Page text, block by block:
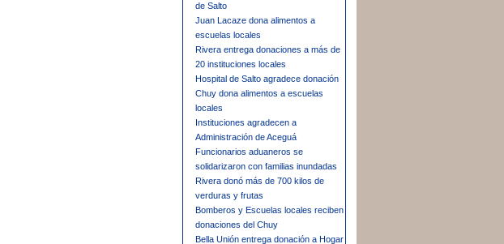
de Salto
Juan Lacaze dona alimentos a
escuelas locales
Rivera entrega donaciones a más de
20 instituciones locales
Hospital de Salto agradece donación
Chuy dona alimentos a escuelas
locales
Instituciones agradecen a
Administración de Aceguá
Funcionarios aduaneros se
solidarizaron con familias inundadas
Rivera donó más de 700 kilos de
verduras y frutas
Bomberos y Escuelas locales reciben
donaciones del Chuy
Bella Unión entrega donación a Hogar